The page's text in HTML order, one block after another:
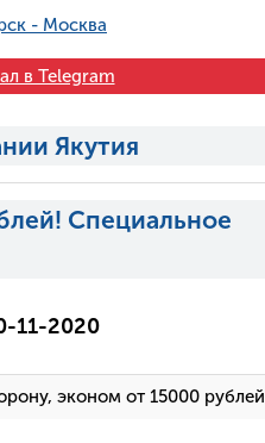
- Москва
в Telegram
Якутия
Специальное
11-2020
эконом от 15000 рублей